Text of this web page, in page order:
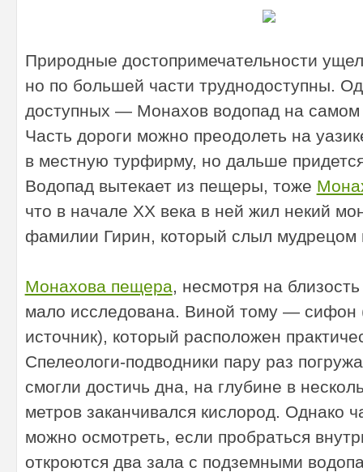
Природные достопримечательности
но по большей части труднодоступны.
доступных — Монахов водопад на самом
Часть дороги можно преодолеть на
в местную турфирму, но дальше
Водопад вытекает из пещеры, тоже
что в начале XX века в ней жил некий
фамилии Гирин, который слыл мудрецом
Монахова пещера, несмотря на
мало исследована. Виной тому — сифон
источник), который расположен
Спелеологи-подводники пару раз
смогли достичь дна, на глубине в
метров заканчивался кислород. Однако
можно осмотреть, если пробраться
откроются два зала с подземными